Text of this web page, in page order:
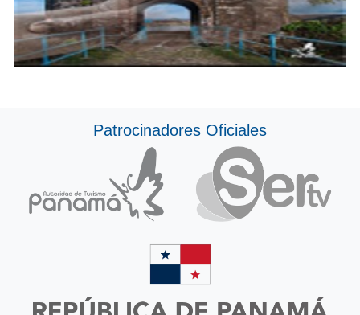
Patrocinadores Oficiales